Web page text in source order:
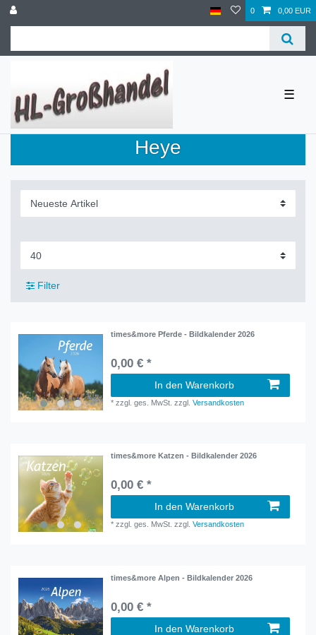
0 0,00 EUR
☰
Heye
Filter
times&more Pferde - Bildkalender 2026
0,00 € *
In den Warenkorb
*zzgl. ges. MwSt. zzgl.Versandkosten
times&more Katzen - Bildkalender 2026
0,00 € *
In den Warenkorb
*zzgl. ges. MwSt. zzgl.Versandkosten
times&more Alpen - Bildkalender 2026
0,00 € *
In den Warenkorb